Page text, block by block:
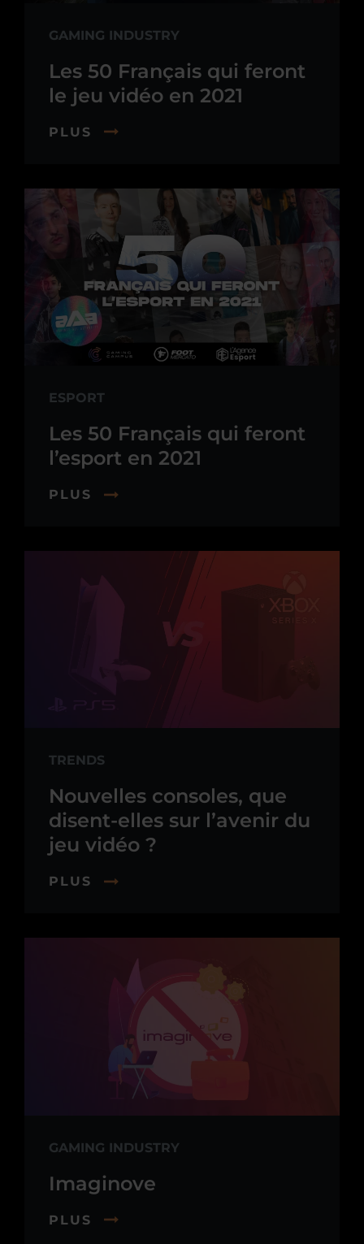
GAMING INDUSTRY
Les 50 Français qui feront
le jeu vidéo en 2021
PLUS
ESPORT
Les 50 Français qui feront
l’esport en 2021
PLUS
TRENDS
Nouvelles consoles, que
disent-elles sur l’avenir du
jeu vidéo ?
PLUS
GAMING INDUSTRY
Imaginove
PLUS